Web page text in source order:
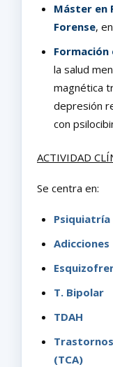
Máster en
Forense,
Formación
la salud
magnética
depresión
con
ACTIVIDAD
Se centra en:
Adicciones
T. Bipolar
TDAH
(TCA)